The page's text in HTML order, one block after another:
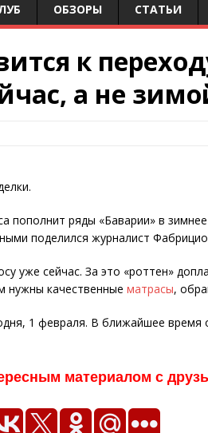
ОБЗОРЫ СТАТЬИ
к
а не
пополнит ряды «Баварии» в
поделился журналист
уже сейчас. За это «роттен»
нужны качественные матрасы,
1 февраля. В ближайшее время
материалом с